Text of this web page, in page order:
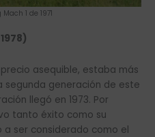
1 de 1971
asequible, estaba más
segunda generación de este
llegó en 1973. Por
tanto éxito como su
a ser considerado como el